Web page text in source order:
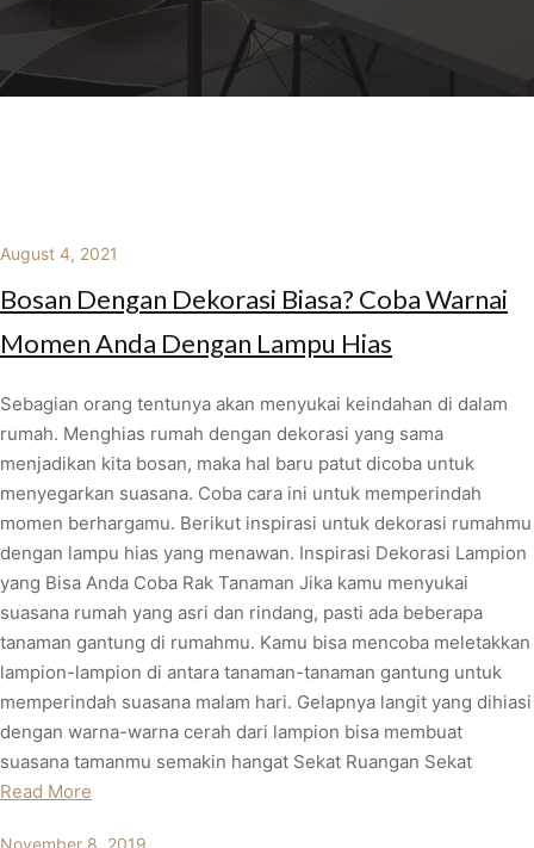
August 4, 2021
Bosan Dengan Dekorasi Biasa? Coba Warnai
Momen Anda Dengan Lampu Hias
Sebagian orang tentunya akan menyukai keindahan di dalam
rumah. Menghias rumah dengan dekorasi yang sama
menjadikan kita bosan, maka hal baru patut dicoba untuk
menyegarkan suasana. Coba cara ini untuk memperindah
momen berhargamu. Berikut inspirasi untuk dekorasi rumahmu
dengan lampu hias yang menawan. Inspirasi Dekorasi Lampion
yang Bisa Anda Coba Rak Tanaman Jika kamu menyukai
suasana rumah yang asri dan rindang, pasti ada beberapa
tanaman gantung di rumahmu. Kamu bisa mencoba meletakkan
lampion-lampion di antara tanaman-tanaman gantung untuk
memperindah suasana malam hari. Gelapnya langit yang dihiasi
dengan warna-warna cerah dari lampion bisa membuat
suasana tamanmu semakin hangat Sekat Ruangan Sekat
Read More
November 8, 2019